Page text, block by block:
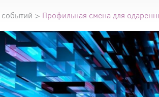
> Профильная смена для